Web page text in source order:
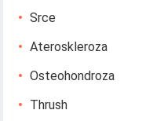
Srce
Ateroskleroza
Osteohondroza
Thrush